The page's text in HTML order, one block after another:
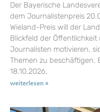
Der Bayerische
dem Journalistenpreis
Wieland-Preis will der
Blickfeld der
Journalisten motivieren,
Themen zu beschäftigen.
18.10.2026.
weiterlesen »